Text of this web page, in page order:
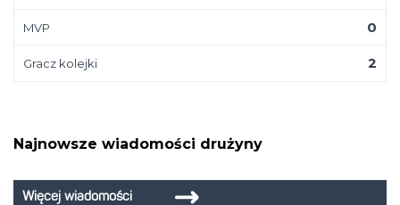
MVP 0
Gracz kolejki 2
Najnowsze wiadomości drużyny
Więcej wiadomości